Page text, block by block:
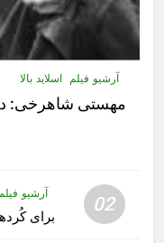
آرشیو فیلم اسلاید بالا
مهستى شاهرخى:‌
02 آرشیو
برای